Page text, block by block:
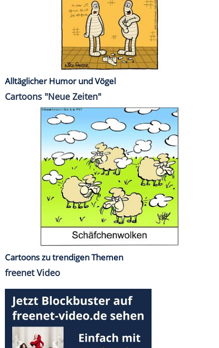
Alltäglicher Humor und Vögel
Cartoons "Neue Zeiten"
Cartoons zu trendigen Themen
freenet Video